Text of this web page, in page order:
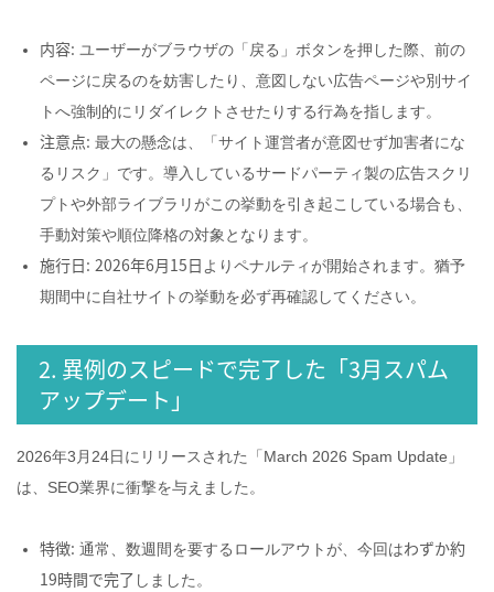
内容: ユーザーがブラウザの「戻る」ボタンを押した際、前の
ページに戻るのを妨害したり、意図しない広告ページや別サイ
トへ強制的にリダイレクトさせたりする行為を指します。
注意点: 最大の懸念は、「サイト運営者が意図せず加害者にな
るリスク」です。導入しているサードパーティ製の広告スクリ
プトや外部ライブラリがこの挙動を引き起こしている場合も、
手動対策や順位降格の対象となります。
施行日: 2026年6月15日よりペナルティが開始されます。猶予
期間中に自社サイトの挙動を必ず再確認してください。
2. 異例のスピードで完了した「3月スパム
アップデート」
2026年3月24日にリリースされた「March 2026 Spam Update」
は、SEO業界に衝撃を与えました。
特徴: 通常、数週間を要するロールアウトが、今回はわずか約
19時間で完了 しました。